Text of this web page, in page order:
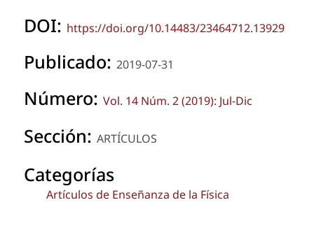
DOI: https://doi.org/10.14483/23464712.13929
Publicado: 2019-07-31
Número: Vol. 14 Núm. 2 (2019): Jul-Dic
Sección: ARTÍCULOS
Categorías
Artículos de Enseñanza de la Física